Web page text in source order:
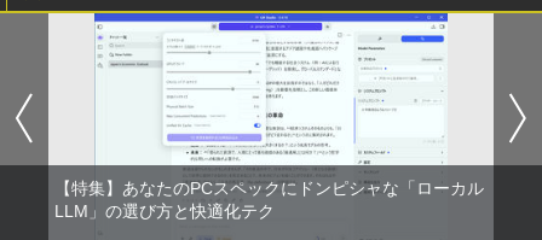
【特集】あなたのPCスペックにドンピシャな「ローカル
LLM」の選び方と快適化テク